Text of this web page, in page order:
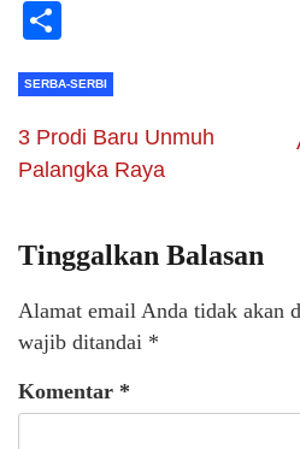
SERBA-SERBI
3 Prodi Baru Unmuh
Palangka Raya
Tinggalkan Balasan
Alamat email Anda tidak akan
wajib ditandai *
Komentar *